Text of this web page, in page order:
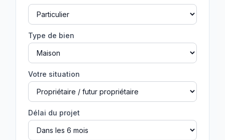
Type de bien
Votre situation
Délai du projet